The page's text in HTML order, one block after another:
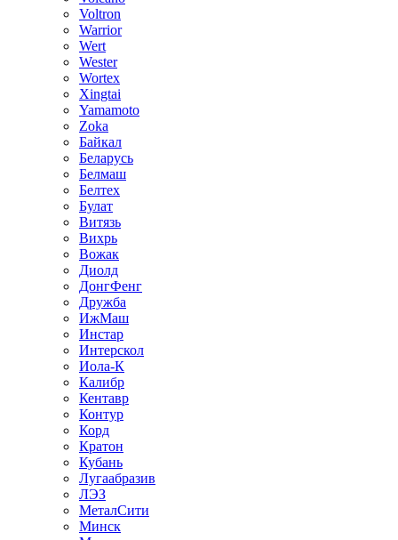
Voltron
Warrior
Wert
Wester
Wortex
Xingtai
Yamamoto
Zoka
Байкал
Беларусь
Белмаш
Белтех
Булат
Витязь
Вихрь
Вожак
Диолд
ДонгФенг
Дружба
ИжМаш
Инстар
Интерскол
Иола-К
Калибр
Кентавр
Контур
Корд
Кратон
Кубань
Лугаабразив
ЛЭЗ
МеталСити
Минск